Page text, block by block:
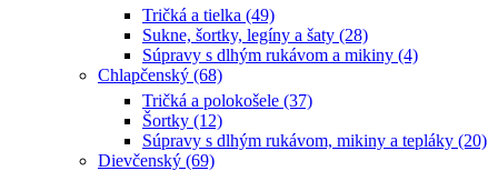
Tričká a tielka (49)
Sukne, šortky, legíny a šaty (28)
Súpravy s dlhým rukávom a mikiny (4)
Chlapčenský (68)
Tričká a polokošele (37)
Šortky (12)
Súpravy s dlhým rukávom, mikiny a tepláky (20)
Dievčenský (69)